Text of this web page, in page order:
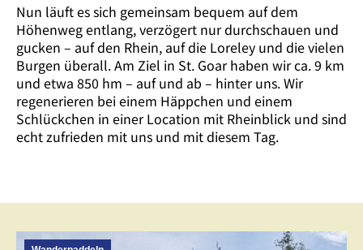
Nun läuft es sich gemeinsam bequem auf dem
Höhenweg entlang, verzögert nur durchschauen und
gucken – auf den Rhein, auf die Loreley und die vielen
Burgen überall. Am Ziel in St. Goar haben wir ca. 9 km
und etwa 850 hm – auf und ab – hinter uns. Wir
regenerieren bei einem Häppchen und einem
Schlückchen in einer Location mit Rheinblick und sind
echt zufrieden mit uns und mit diesem Tag.